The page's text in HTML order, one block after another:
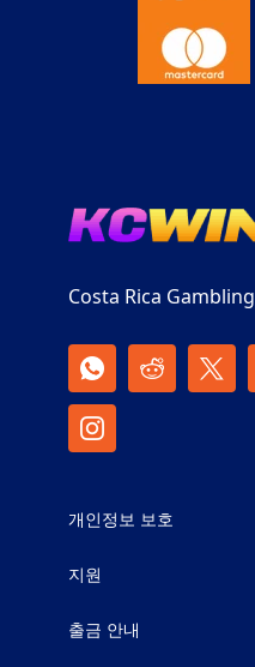
Costa Rica Gambling
개인정보 보호
지원
출금 안내